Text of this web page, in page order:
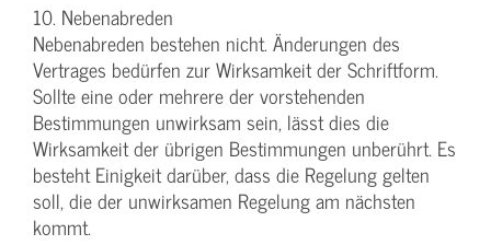
10. Nebenabreden
Nebenabreden bestehen nicht. Änderungen des
Vertrages bedürfen zur Wirksamkeit der Schriftform.
Sollte eine oder mehrere der vorstehenden
Bestimmungen unwirksam sein, lässt dies die
Wirksamkeit der übrigen Bestimmungen unberührt. Es
besteht Einigkeit darüber, dass die Regelung gelten
soll, die der unwirksamen Regelung am nächsten
kommt.